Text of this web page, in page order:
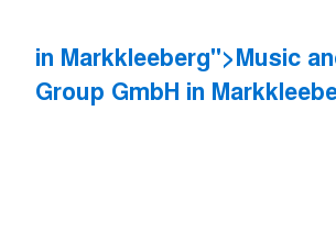
in Markkleeberg">Music
Group GmbH in